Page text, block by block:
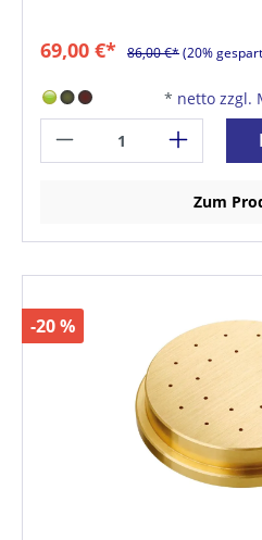
69,00 €* 86,00 €*(20%
* netto zzgl.
Zum
-20 %